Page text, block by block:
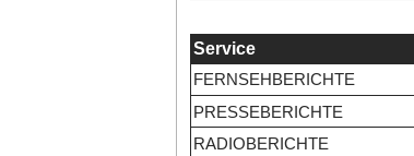
Service
FERNSEHBERICHTE
PRESSEBERICHTE
RADIOBERICHTE